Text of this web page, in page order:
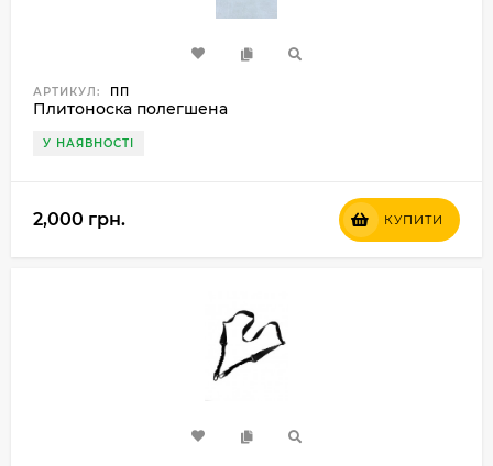
АРТИКУЛ: ПП
Плитоноска полегшена
У НАЯВНОСТІ
2,000 грн. КУПИТИ